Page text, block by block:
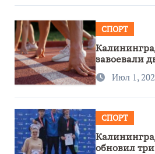
СПОРТ
завоевали
первенстве
Июл 1,
СПОРТ
обновил